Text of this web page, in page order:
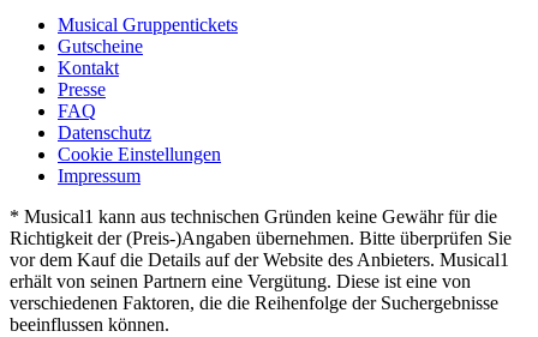
Musical Gruppentickets
Gutscheine
Kontakt
Presse
FAQ
Datenschutz
Cookie Einstellungen
Impressum
* Musical1 kann aus technischen Gründen keine Gewähr für die
Richtigkeit der (Preis-)Angaben übernehmen. Bitte überprüfen Sie
vor dem Kauf die Details auf der Website des Anbieters. Musical1
erhält von seinen Partnern eine Vergütung. Diese ist eine von
verschiedenen Faktoren, die die Reihenfolge der Suchergebnisse
beeinflussen können.